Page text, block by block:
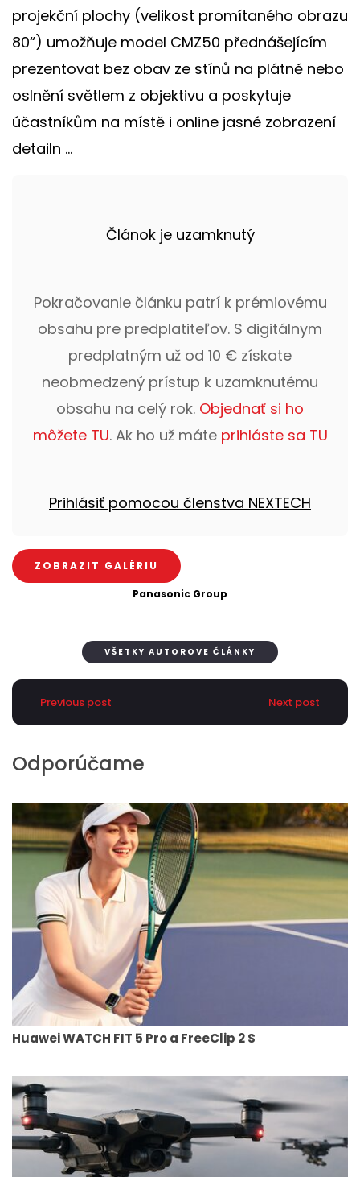
projekční plochy (velikost promítaného obrazu
80“) umožňuje model CMZ50 přednášejícím
prezentovat bez obav ze stínů na plátně nebo
oslnění světlem z objektivu a poskytuje
účastníkům na místě i online jasné zobrazení
detailn ...
Článok je uzamknutý
Pokračovanie článku patrí k prémiovému
obsahu pre predplatiteľov. S digitálnym
predplatným už od 10 € získate
neobmedzený prístup k uzamknutému
obsahu na celý rok. Objednať si ho
môžete TU. Ak ho už máte prihláste sa TU
Prihlásiť pomocou členstva NEXTECH
ZOBRAZIT GALÉRIU
Panasonic Group
VŠETKY AUTOROVE ČLÁNKY
Previous post Next post
Odporúčame
Huawei WATCH FIT 5 Pro a FreeClip 2 S